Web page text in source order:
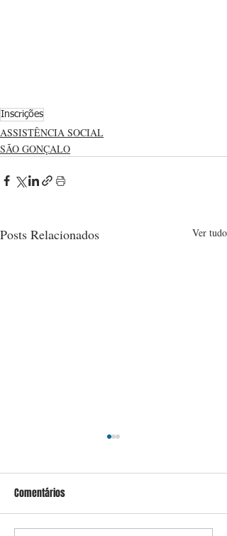
Inscrições
ASSISTÊNCIA SOCIAL
SÃO GONÇALO
Posts Relacionados Ver tudo
Comentários